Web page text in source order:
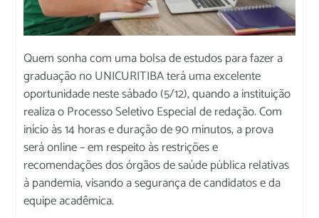
Quem sonha com uma bolsa de estudos para fazer a
graduação no UNICURITIBA terá uma excelente
oportunidade neste sábado (5/12), quando a instituição
realiza o Processo Seletivo Especial de redação. Com
início às 14 horas e duração de 90 minutos, a prova
será online – em respeito às restrições e
recomendações dos órgãos de saúde pública relativas
à pandemia, visando a segurança de candidatos e da
equipe acadêmica.